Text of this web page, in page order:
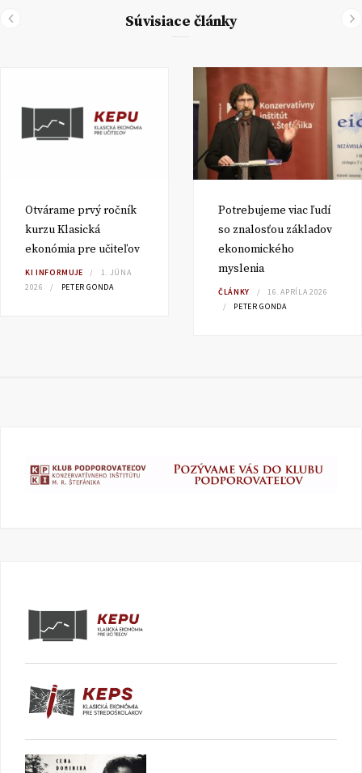
Súvisiace články
Otvárame prvý ročník
kurzu Klasická
ekonómia pre učiteľov
KI INFORMUJE
1. JÚNA
2026
PETER GONDA
Potrebujeme viac ľudí
so znalosťou základov
ekonomického
myslenia
ČLÁNKY
16. APRÍLA 2026
PETER GONDA